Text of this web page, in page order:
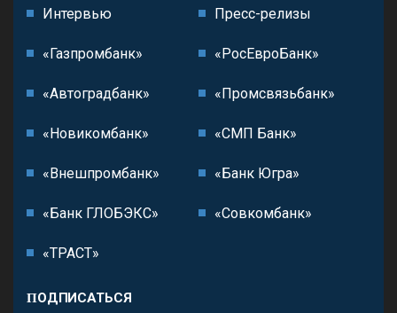
Интервью Пресс-релизы
«Газпромбанк» «РосЕвроБанк»
«Автоградбанк» «Промсвязьбанк»
«Новикомбанк» «СМП Банк»
«Внешпромбанк» «Банк Югра»
«Банк ГЛОБЭКС» «Совкомбанк»
«ТРАСТ»
ПОДПИСАТЬСЯ